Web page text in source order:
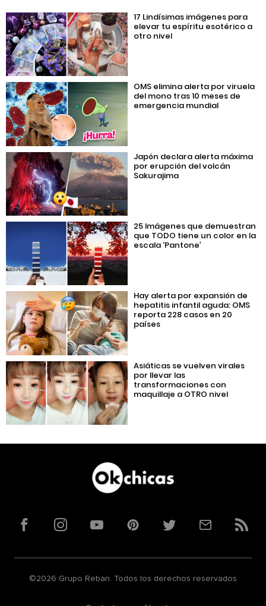
17 Lindísimas imágenes para
elevar tu espíritu esotérico a
otro nivel
OMS elimina alerta por viruela
del mono tras 10 meses de
emergencia mundial
Japón declara alerta máxima
por erupción del volcán
Sakurajima
25 Imágenes que demuestran
que TODO tiene un color en la
escala ‘Pantone’
Hay alerta por expansión de
hepatitis infantil aguda: OMS
reporta 228 casos en 20
países
Asiáticas se vuelven virales
por llevar las
transformaciones con
maquillaje a OTRO nivel
FacebookInstagramYouTubePinterestTwitterCorreoRSS
©2026 Grupo Reban. Todos los derechos reservados